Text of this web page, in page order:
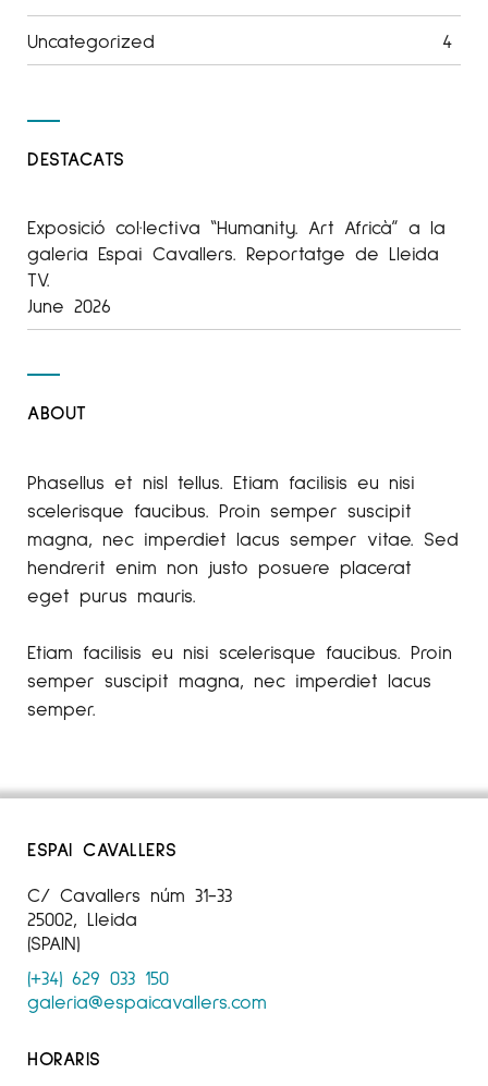
Uncategorized 4
DESTACATS
Exposició col·lectiva “Humanity. Art Africà” a la
galeria Espai Cavallers. Reportatge de Lleida
TV.
June 2026
ABOUT
Phasellus et nisl tellus. Etiam facilisis eu nisi
scelerisque faucibus. Proin semper suscipit
magna, nec imperdiet lacus semper vitae. Sed
hendrerit enim non justo posuere placerat
eget purus mauris.
Etiam facilisis eu nisi scelerisque faucibus. Proin
semper suscipit magna, nec imperdiet lacus
semper.
ESPAI CAVALLERS
C/ Cavallers núm 31-33
25002, Lleida
(SPAIN)
(+34) 629 033 150
galeria@espaicavallers.com
HORARIS